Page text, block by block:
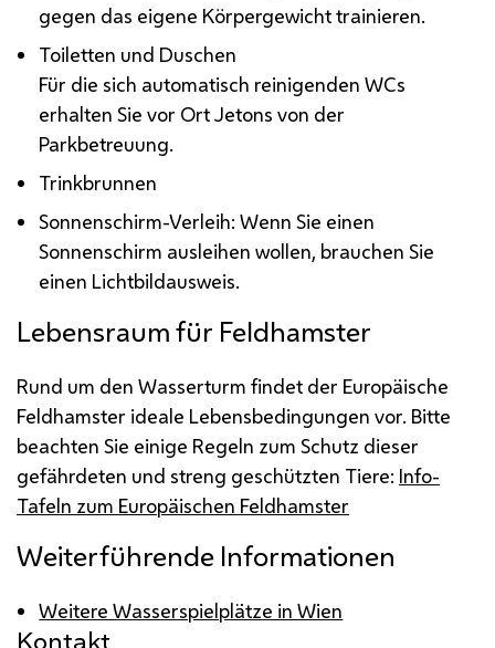
gegen das eigene Körpergewicht trainieren.
Toiletten und Duschen
Für die sich automatisch reinigendenWCs
erhalten Sie vor OrtJetons von der
Parkbetreuung.
Trinkbrunnen
Sonnenschirm-Verleih: Wenn Sie einen
Sonnenschirm ausleihen wollen, brauchen Sie
einen Lichtbildausweis.
Lebensraum für Feldhamster
Rund um den Wasserturm findet der Europäische
Feldhamster ideale Lebensbedingungen vor. Bitte
beachten Sie einige Regeln zum Schutz dieser
gefährdeten und streng geschützten Tiere: Info-
Tafeln zum Europäischen Feldhamster
Weiterführende Informationen
Weitere Wasserspielplätze in Wien
Kontakt